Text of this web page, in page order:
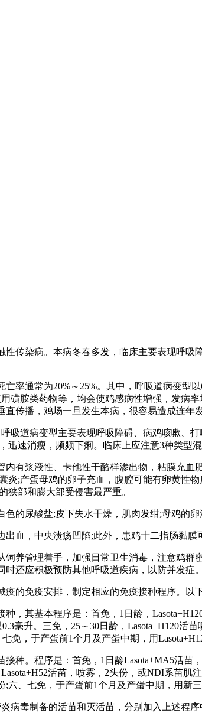
传染病。本病冬春多发，临床主要表现呼
率通常为20%～25%。其中，呼吸道病变型
磺胺类药物等，均会使鸡感病性增强，发病
传播，鸡场一旦发生本病，很容易造成连年发
吸道病变型主要表现呼吸障碍、病鸡咳嗽、
速消瘦，频频下痢。临床上应注意3种类型混
有浆液性、卡他性干酪样渗出物，粘膜充
;产蛋母鸡的卵子充血，腹腔可能有卵黄性
狭部和膨大部受侵害最严重。
的尿酸盐;皮下失水干燥，肌肉发绀;母鸡的卵
血，中央溃疡凹陷;此外，患鸡十二指肠黏膜
养管理着手，加强日常卫生消毒，注意鸡
还应积极预防其他呼吸道疾病，以防并发症。
的免疫安排，制定相应的免疫接种程序。以
，其基本程序是：首免，1日龄，
毫升。三免，25～30日龄，Lasota+H120活
，于产蛋前1个月及产蛋中期，用
种。程序是：首免，1日龄Lasota+MA5活苗
活苗，喷雾，2头份，或NDI系苗肌
六、七免，于产蛋前1个月及产蛋中期，用新
病毒制备的活苗和灭活苗，分别加入上述程